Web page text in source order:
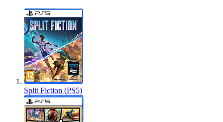
Split Fiction (PS5)